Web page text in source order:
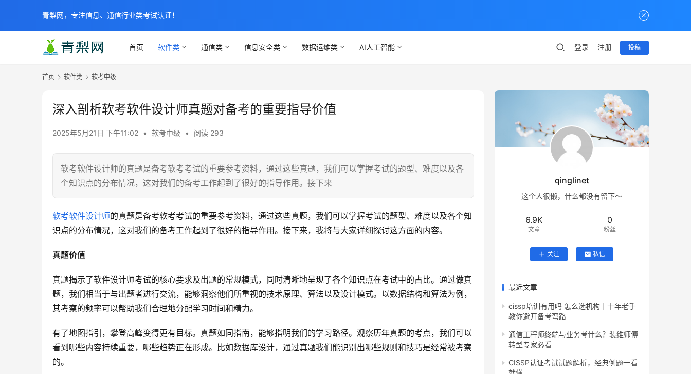
首页 软件类 通信类 信息安全类 数据运维类 AI人工智能 登录 注册 投稿
首页 软件类 软考中级
深入剖析软考软件设计师真题对备考的重要指导价值
2025年5月21日 下午11:02 • 软考中级 • 阅读 293
软考软件设计师的真题是备考软考考试的重要参考资料，通过这些真题，我们可以掌握考试的题型、难度以及各
个知识点的分布情况，这对我们的备考工作起到了很好的指导作用。接下来
软考软件设计师的真题是备考软考考试的重要参考资料，通过这些真题，我们可以掌握考试的题型、难度以及各个知
识点的分布情况，这对我们的备考工作起到了很好的指导作用。接下来，我将与大家详细探讨这方面的内容。
真题价值
真题揭示了软件设计师考试的核心要求及出题的常规模式，同时清晰地呈现了各个知识点在考试中的占比。通过做真
题，我们相当于与出题者进行交流，能够洞察他们所重视的技术原理、算法以及设计模式。以数据结构和算法为例，
其考察的频率可以帮助我们合理地分配学习时间和精力。
有了地图指引，攀登高峰变得更有目标。真题如同指南，能够指明我们的学习路径。观察历年真题的考点，我们可以
看到哪些内容持续重要，哪些趋势正在形成。比如数据库设计，通过真题我们能识别出哪些规则和技巧是经常被考察
的。
qinglinet
这个人很懒，什么都没有留下～
6.9K
文章
0
粉丝
关注 私信
最近文章
cissp培训有用吗 怎么选机构｜十年老手
教你避开备考弯路
通信工程师终端与业务考什么？装维师傅
转型专家必看
CISSP认证考试试题解析，经典例题一看
青梨网，专注信息、通信行业类考试认证！